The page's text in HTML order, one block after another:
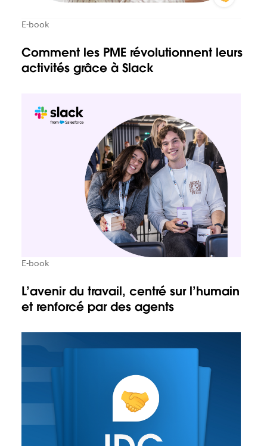
E-book
Comment les PME révolutionnent leurs
activités grâce à Slack
E-book
L’avenir du travail, centré sur l’humain
et renforcé par des agents